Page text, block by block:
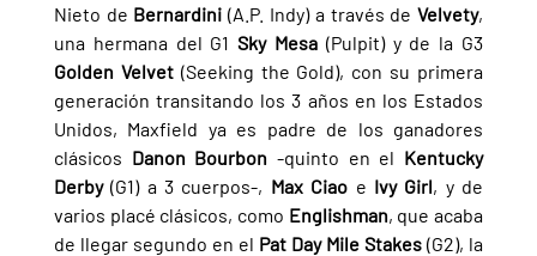
Nieto de Bernardini (A.P. Indy) a través de Velvety,
una hermana del G1 Sky Mesa
Golden Velvet (Seeking the Gold), con su primera
generación transitando los 3 años en los Estados
Unidos, Maxfield ya es padre de los ganadores
clásicos Danon Bourbon -quinto en el Kentucky
Derby (G1) a 3 cuerpos-, Max Ciao e Ivy Girl, y de
varios placé clásicos, como Englishman, que acaba
de llegar segundo en el Pat Day Mile Stakes (G2), la